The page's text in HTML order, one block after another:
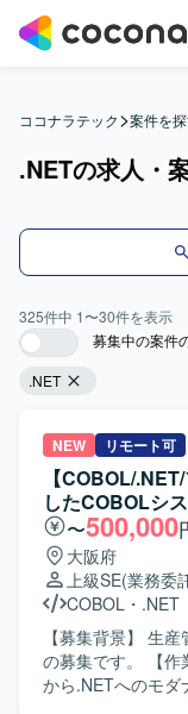
ココナラテック>案件を
.NETの求人・
325件中 1〜30件を表示
募集中の案件
.NET
NEW リモート可
【COBOL/
したCOBOLシ
〜500,000
大阪府
上級SE(業務委
COBOL ・ .NET
【募集背景】 生
の募集です。 【作業内容】 生産管理系システムのCOBOL
から.NETへのモダ